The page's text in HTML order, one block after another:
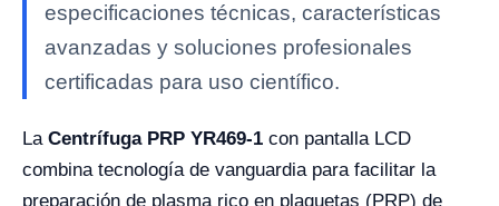
especificaciones técnicas, características
avanzadas y soluciones profesionales
certificadas para uso científico.
La Centrífuga PRP YR469-1 con pantalla LCD
combina tecnología de vanguardia para facilitar la
preparación de plasma rico en plaquetas (PRP) de